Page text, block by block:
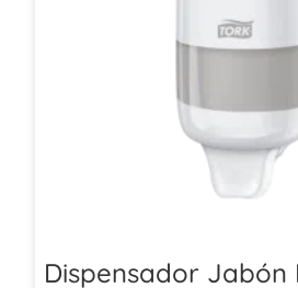
Dispensador Jabón